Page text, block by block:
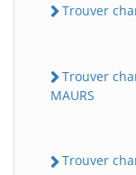
Trouver
Trouver
MAURS
Trouver